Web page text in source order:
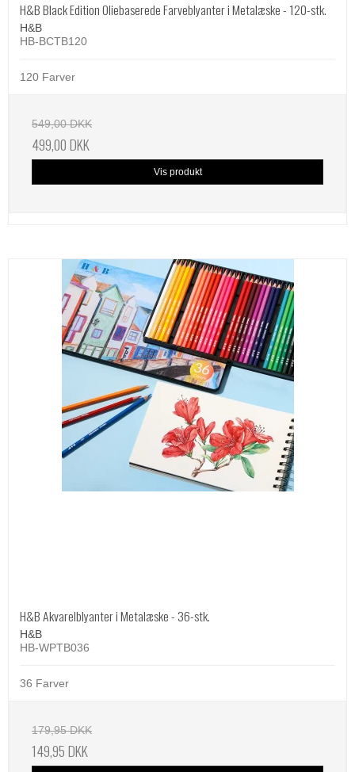
H&B Black Edition Oliebaserede Farveblyanter i Metalæske - 120-stk.
H&B
HB-BCTB120
120 Farver
549,00 DKK
499,00 DKK
Vis produkt
H&B Akvarelblyanter i Metalæske - 36-stk.
H&B
HB-WPTB036
36 Farver
179,95 DKK
149,95 DKK